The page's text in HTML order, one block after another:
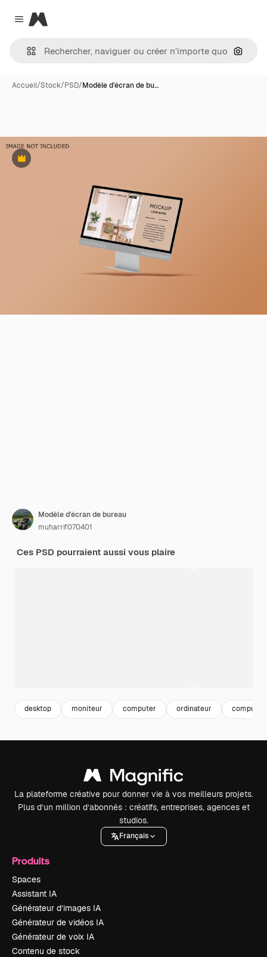
Close menu
Magnific
Accueil/Stock/PSD/Modèle d'écran de bu…
Premium
Modèle d'écran de bureau
muharrif070401
Ces PSD pourraient aussi vous plaire
desktop moniteur computer ordinateur computer
La plateforme créative pour donner vie à vos meilleurs projets.
Plus d’un million d’abonnés : créatifs, entreprises, agences et
studios.
Français
Produits
Spaces
Assistant IA
Générateur d’images IA
Générateur de vidéos IA
Générateur de voix IA
Contenu de stock